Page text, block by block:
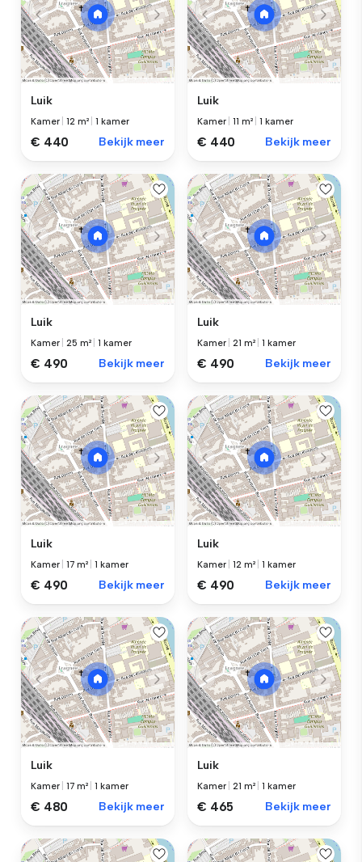
Luik
Kamer |12 m² |1 kamer
€ 440 Bekijk meer
Luik
Kamer |11 m² |1 kamer
€ 440 Bekijk meer
Luik
Kamer |25 m² |1 kamer
€ 490 Bekijk meer
Luik
Kamer |21 m² |1 kamer
€ 490 Bekijk meer
Luik
Kamer |17 m² |1 kamer
€ 490 Bekijk meer
Luik
Kamer |12 m² |1 kamer
€ 490 Bekijk meer
Luik
Kamer |17 m² |1 kamer
€ 480 Bekijk meer
Luik
Kamer 21 m² |1 kamer
€ 465 Bekijk meer